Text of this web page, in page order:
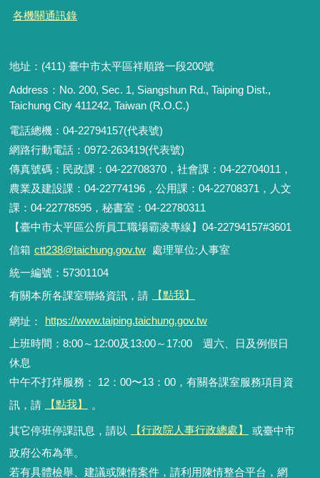
各機關通訊錄
地址：(411) 臺中市太平區祥順路一段200號
Address：No. 200, Sec. 1, Siangshun Rd., Taiping Dist.,
Taichung City 411242, Taiwan (R.O.C.)
電話總機：04-22794157(代表號)
網路行動電話：0972-263419(代表號)
傳真號碼：民政課：04-22708370，社會課：04-22704011，
農業及建設課：04-22774196，公用課：04-22708371，人文
課：04-22778595，秘書室：04-22780311
【臺中市太平區公所員工職場霸凌專線】04-22794157#3601
信箱 ctt238@taichung.gov.tw 處理單位:人事室
統一編號：57301104
有關本所各課室聯絡資訊，請
【點我】
網址：
https://www.taiping.taichung.gov.tw
上班時間：8:00～12:00及13:00～17:00 週六、日及例假日
休息
中午不打烊服務： 12：00〜13：00，有關各課室服務項目資
訊，請
【點我】
其它停班停課訊息，請以 【行政院人事行政總處】
或臺中市
政府公布為準。
若有具體檢舉、建議或陳情案件，請利用陳情整合平台，網